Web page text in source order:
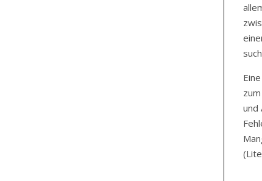
und